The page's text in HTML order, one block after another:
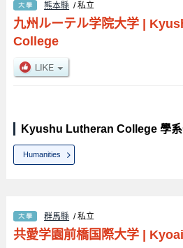
熊本縣 / 私立
九州ルーテル学院大学|
College
Kyushu Lutheran College 學
Humanities
群馬縣 / 私立
共愛学園前橋国際大学|